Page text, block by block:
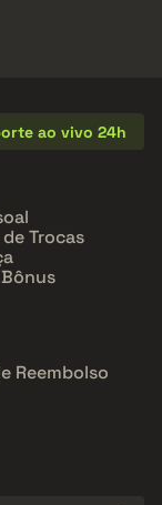
ao vivo 24h
Trocas
Reembolso